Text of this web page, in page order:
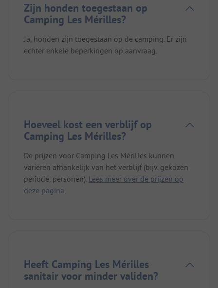
Zijn honden toegestaan op
Camping Les Mérilles?
Ja, honden zijn toegestaan op de camping. Er zijn
echter enkele beperkingen op aanvraag.
Hoeveel kost een verblijf op
Camping Les Mérilles?
De prijzen voor Camping Les Mérilles kunnen
variëren afhankelijk van het verblijf (bijv. gekozen
periode, personen). Lees meer over de prijzen op
deze pagina.
Heeft Camping Les Mérilles
sanitair voor minder validen?